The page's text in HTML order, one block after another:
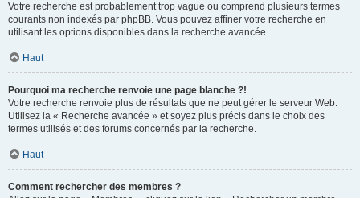
Votre recherche est probablement trop vague ou comprend plusieurs termes
courants non indexés par phpBB. Vous pouvez affiner votre recherche en
utilisant les options disponibles dans la recherche avancée.
Haut
Pourquoi ma recherche renvoie une page blanche ?!
Votre recherche renvoie plus de résultats que ne peut gérer le serveur Web.
Utilisez la « Recherche avancée » et soyez plus précis dans le choix des
termes utilisés et des forums concernés par la recherche.
Haut
Comment rechercher des membres ?